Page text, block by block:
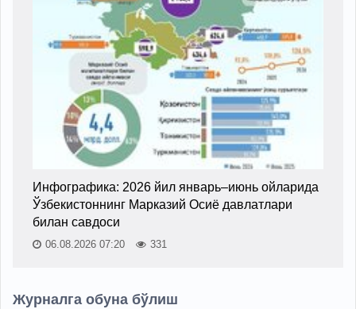
Инфографика: 2026 йил январь–июнь ойларида
Ўзбекистоннинг Марказий Осиё давлатлари
билан савдоси
06.08.2026 07:20 331
Журналга обуна бўлиш